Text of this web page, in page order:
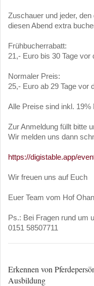
Zuschauer und jeder,
diesen Abend extra
Frühbucherrabatt:
21,- Euro bis 30 Tage vor
Normaler Preis:
25,- Euro ab 29 Tage vor
Alle Preise sind inkl. 19%
Zur Anmeldung füllt bitte
Wir melden uns dann
https://digistable.app/
Wir freuen uns auf Euch
Euer Team vom Hof
Ps.: Bei Fragen rund um
0151 58507711
Erkennen von
Ausbildung